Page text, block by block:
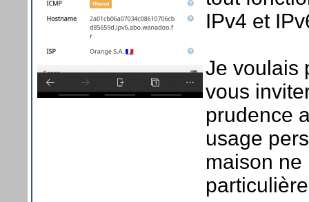
IPv4 et
Je voulais
vous
prudence
usage
maison